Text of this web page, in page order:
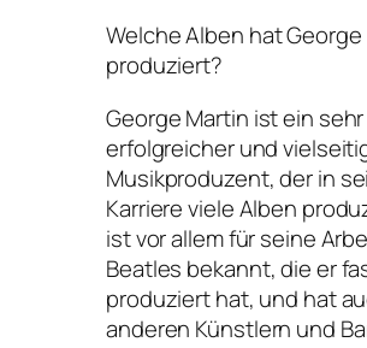
Welche Alben hat
produziert?
George Martin ist ein sehr
erfolgreicher und
Musikproduzent, der in
Karriere viele Alben
ist vor allem für seine
Beatles bekannt, die er
produziert hat, und hat
anderen Künstlern und